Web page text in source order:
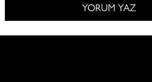
YORUM YAZ